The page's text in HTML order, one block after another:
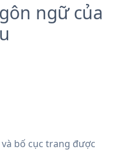
ngữ của
bố cục trang được